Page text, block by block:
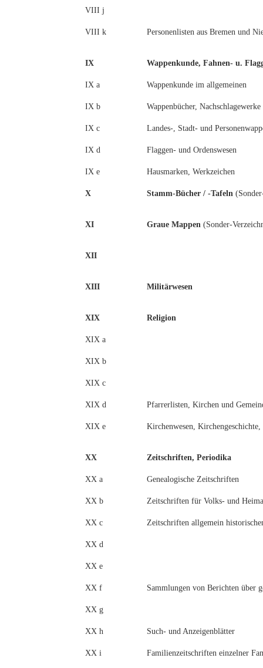
VIII j
VIII k Personenlisten aus Bremen und
IX Wappenkunde, Fahnen- u.
IX a Wappenkunde im allgemeinen
IX b Wappenbücher, Nachschlagewerke
IX c Landes-, Stadt- und
IX d Flaggen- und Ordenswesen
IX e Hausmarken, Werkzeichen
X Stamm-Bücher / -Tafeln
XI Graue Mappen (Sonder-
XII
XIII Militärwesen
XIX Religion
XIX a
XIX b
XIX c
XIX d Pfarrerlisten, Kirchen und
XIX e Kirchenwesen,
XX Zeitschriften, Periodika
XX a Genealogische Zeitschriften
XX b Zeitschriften für Volks- und
XX c Zeitschriften allgemein
XX d
XX e
XX f Sammlungen von Berichten über
XX g
XX h Such- und Anzeigenblätter
XX i Familienzeitschriften einzelner